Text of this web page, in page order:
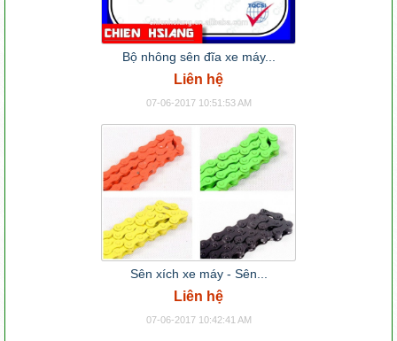
Bộ nhông sên đĩa xe máy...
Liên hệ
07-06-2017 10:51:53 AM
Sên xích xe máy - Sên...
Liên hệ
07-06-2017 10:42:41 AM